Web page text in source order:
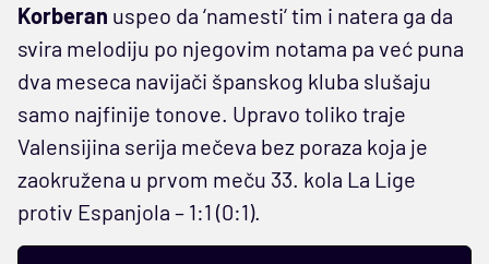
Korberan uspeo da ‘namesti‘ tim i natera ga da
svira melodiju po njegovim notama pa već puna
dva meseca navijači španskog kluba slušaju
samo najfinije tonove. Upravo toliko traje
Valensijina serija mečeva bez poraza koja je
zaokružena u prvom meču 33. kola La Lige
protiv Espanjola – 1:1 (0:1).